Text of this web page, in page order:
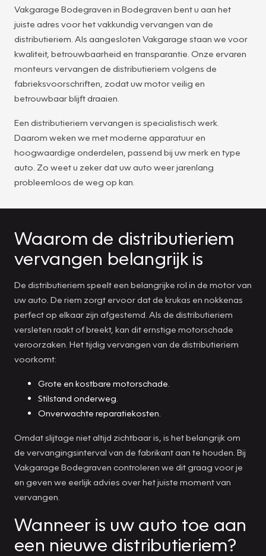
Vakgarage Bodegraven in Bodegraven bent u aan het
juiste adres voor het vakkundig vervangen van de
distributieriem. Als aangesloten Vakgarage staan we voor
kwaliteit, betrouwbaarheid en transparantie. Onze ervaren
monteurs vervangen de distributieriem volgens de
fabrieksvoorschriften, zodat uw motor veilig en
betrouwbaar blijft draaien.
Een distributieriem vervangen is specialistisch werk.
Daarom weken we met moderne apparatuur en
hoogwaardige onderdelen, passend bij uw merk en type
auto. Zo weet u zeker dat uw auto weer jarenlang
probleemloos de weg op kan.
Waarom de distributieriem
vervangen belangrijk is
De distributieriem speelt een belangrijke rol in de motor van
uw auto. De riem zorgt ervoor dat de krukas en nokkenas
perfect op elkaar zijn afgestemd. Als de distributieriem
versleten raakt of breekt, kan dit ernstige motorschade
veroorzaken. Het tijdig vervangen van de distributieriem
voorkomt:
Grote en kostbare motorschade.
Stilstand onderweg.
Onverwachte reparatiekosten.
Omdat slijtage niet altijd zichtbaar is, is het belangrijk om
de vervangingsinterval van de fabrikant aan te houden. Bij
Vakgarage Bodegraven controleren we dit graag voor je
en geven we eerlijk advies over het juiste moment van
vervangen.
Wanneer is uw auto toe aan
een nieuwe distributieriem?